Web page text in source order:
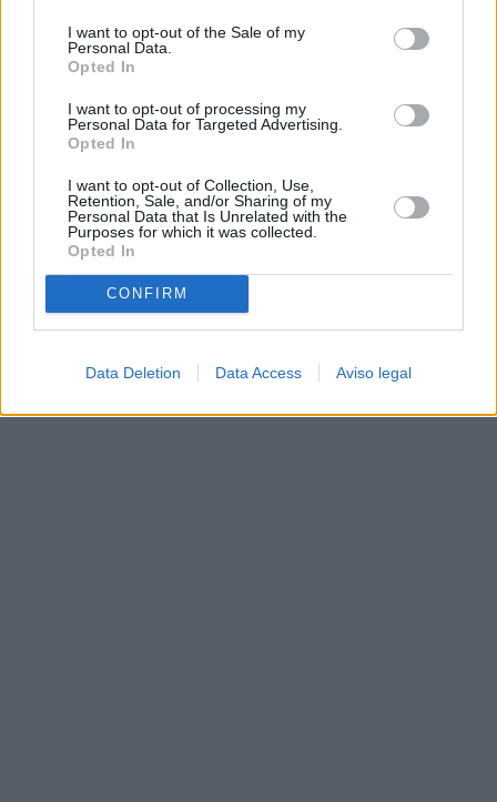
cualquier momento entrando de nuevo en este sitio web o
visitando nuestra política de privacidad.
I want to opt-out of the Sale of my
Personal Data.
Opted In
I want to opt-out of processing my
Personal Data for Targeted Advertising.
Opted In
I want to opt-out of Collection, Use,
Retention, Sale, and/or Sharing of my
Personal Data that Is Unrelated with the
Purposes for which it was collected.
Opted In
CONFIRM
Data Deletion Data Access Aviso legal